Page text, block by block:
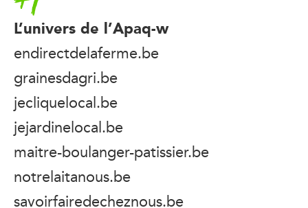
L’univers de l’Apaq-w
endirectdelaferme.be
grainesdagri.be
jecliquelocal.be
jejardinelocal.be
maitre-boulanger-patissier.be
notrelaitanous.be
savoirfairedecheznous.be